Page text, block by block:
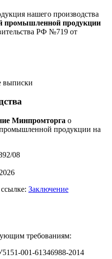
нашего производства
промышленной продукции
РФ №719 от
выписки
Минпромторга о
продукции на
08
Заключение
требованиям:
001-61346988-2014